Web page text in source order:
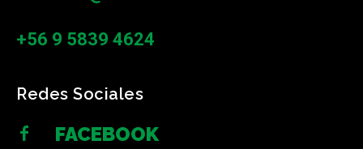
+56 9 5839 4624
Redes Sociales
FACEBOOK